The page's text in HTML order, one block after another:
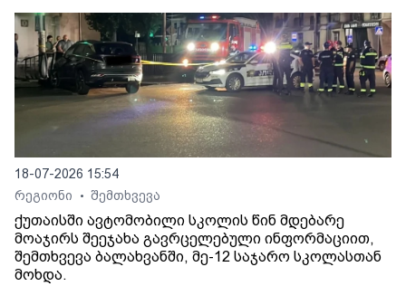
18-07-2026 15:54
რეგიონი
• შემთხვევა
ქუთაისში ავტომობილი სკოლის წინ მდებარე
მოაჯირს შეეჯახა გავრცელებული ინფორმაციით,
შემთხვევა ბალახვანში, მე-12 საჯარო სკოლასთან
მოხდა.